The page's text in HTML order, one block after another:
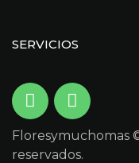
SERVICIOS
Floresymuchomas
reservados.